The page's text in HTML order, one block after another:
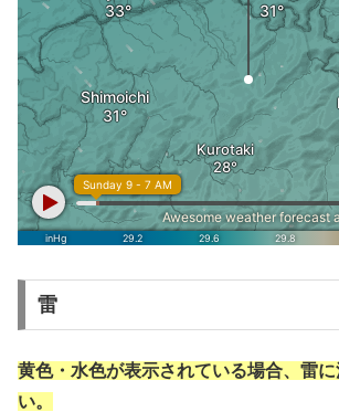
雷
黄色・水色が表示されている場合、雷
い。